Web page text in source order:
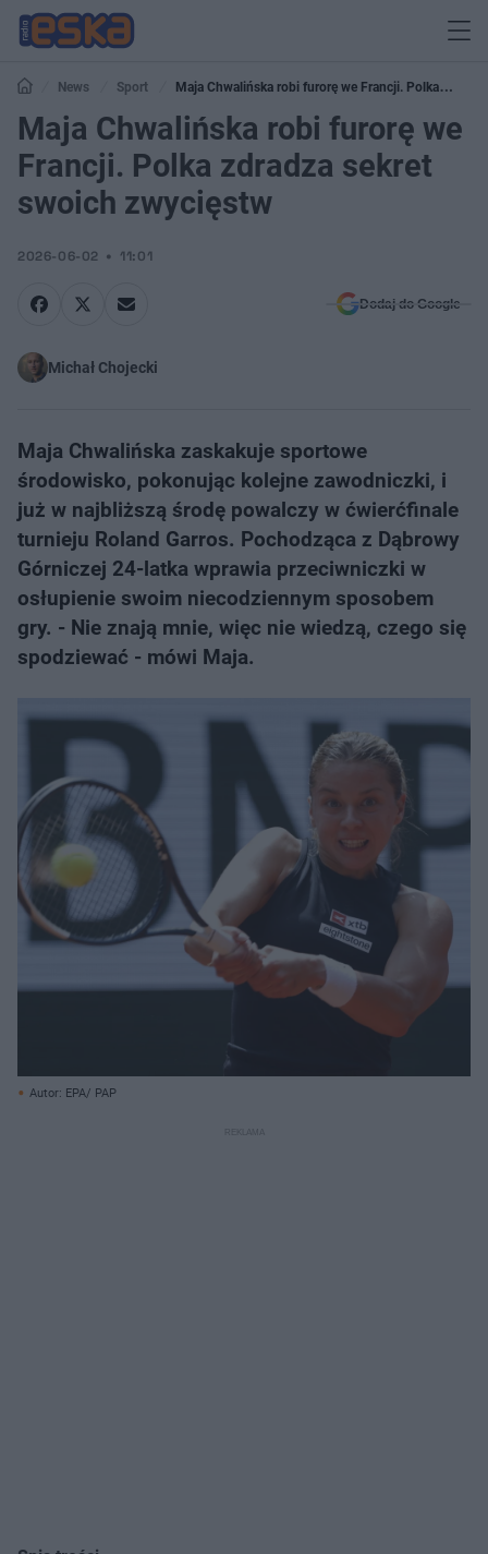
News Sport
Maja Chwalińska robi furorę we Francji. Polka
zdradza sekret swoich zwycięstw
Maja Chwalińska robi furorę we
Francji. Polka zdradza sekret
swoich zwycięstw
2026-06-02 11:01
Dodaj do Google
Michał Chojecki
Maja Chwalińska zaskakuje sportowe
środowisko, pokonując kolejne zawodniczki, i
już w najbliższą środę powalczy w ćwierćfinale
turnieju Roland Garros. Pochodząca z Dąbrowy
Górniczej 24-latka wprawia przeciwniczki w
osłupienie swoim niecodziennym sposobem
gry. - Nie znają mnie, więc nie wiedzą, czego się
spodziewać - mówi Maja.
Autor: EPA/ PAP